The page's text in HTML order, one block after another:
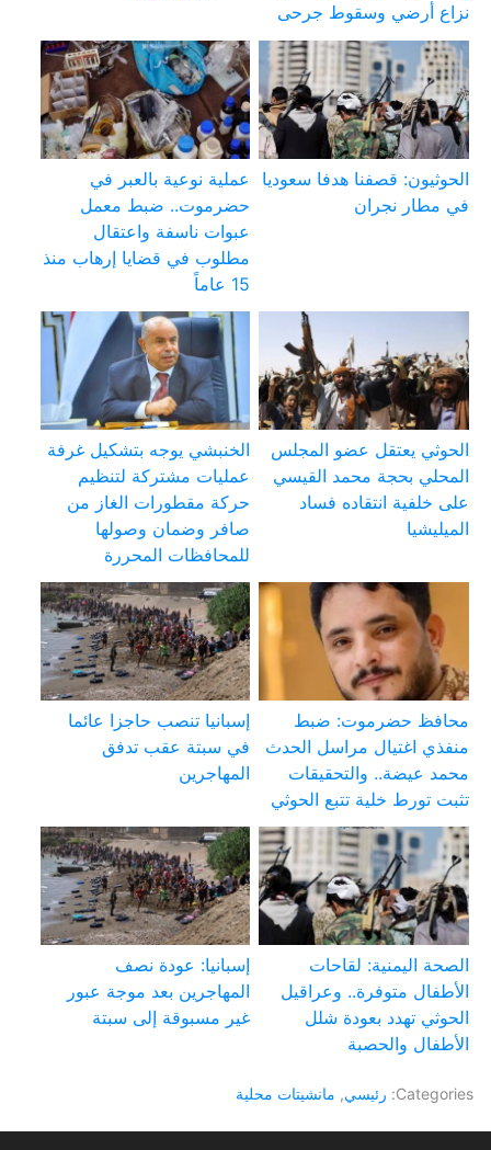
نزاع أرضي وسقوط جرحى
الحوثيون: قصفنا هدفا سعوديا
في مطار نجران
عملية نوعية بالعبر في
حضرموت.. ضبط معمل
عبوات ناسفة واعتقال
مطلوب في قضايا إرهاب منذ
15 عاماً
الحوثي يعتقل عضو المجلس
المحلي بحجة محمد القيسي
على خلفية انتقاده فساد
الميليشيا
الخنبشي يوجه بتشكيل غرفة
عمليات مشتركة لتنظيم
حركة مقطورات الغاز من
صافر وضمان وصولها
للمحافظات المحررة
محافظ حضرموت: ضبط
منفذي اغتيال مراسل الحدث
محمد عيضة.. والتحقيقات
تثبت تورط خلية تتبع الحوثي
إسبانيا تنصب حاجزا عائما
في سبتة عقب تدفق
المهاجرين
الصحة اليمنية: لقاحات
الأطفال متوفرة.. وعراقيل
الحوثي تهدد بعودة شلل
الأطفال والحصبة
إسبانيا: عودة نصف
المهاجرين بعد موجة عبور
غير مسبوقة إلى سبتة
Categories: رئيسي, مانشيتات محلية